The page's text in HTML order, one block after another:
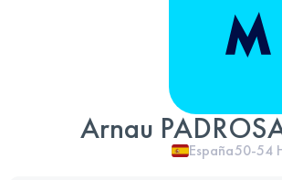
Arnau
España50-54